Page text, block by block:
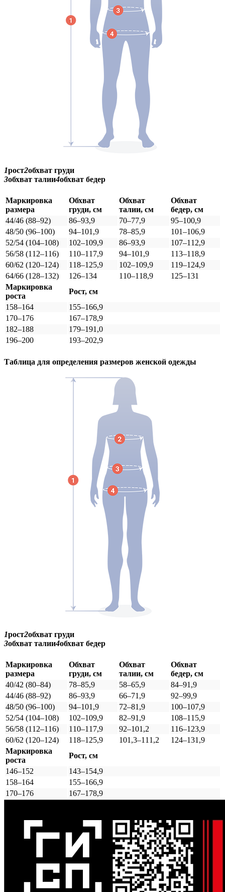
1рост2обхват груди
3обхват талии4обхват бедер
Маркировка
размера
Обхват
груди, см
Обхват
талии, см
Обхват
бедер, см
44/46 (88–92)
86–93,9 70–77,9
95–100,9
48/50 (96–100)
94–101,9 78–85,9
101–106,9
52/54 (104–108)
102–109,9 86–93,9
107–112,9
56/58 (112–116)
110–117,9 94–101,9
113–118,9
60/62 (120–124)
118–125,9 102–109,9
119–124,9
64/66 (128–132)
126–134 110–118,9
125–131
Маркировка
роста
Рост, см
158–164
155–166,9
170–176
167–178,9
182–188
179–191,0
196–200
193–202,9
Таблица для определения размеров женской одежды
1рост2обхват груди
3обхват талии4обхват бедер
Маркировка
размера
Обхват
груди, см
Обхват
талии, см
Обхват
бедер, см
40/42 (80–84)
78–85,9 58–65,9
84–91,9
44/46 (88–92)
86–93,9 66–71,9
92–99,9
48/50 (96–100)
94–101,9 72–81,9
100–107,9
52/54 (104–108)
102–109,9 82–91,9
108–115,9
56/58 (112–116)
110–117,9 92–101,2
116–123,9
60/62 (120–124)
118–125,9 101,3–111,2
124–131,9
Маркировка
роста
Рост, см
146–152
143–154,9
158–164
155–166,9
170–176
167–178,9